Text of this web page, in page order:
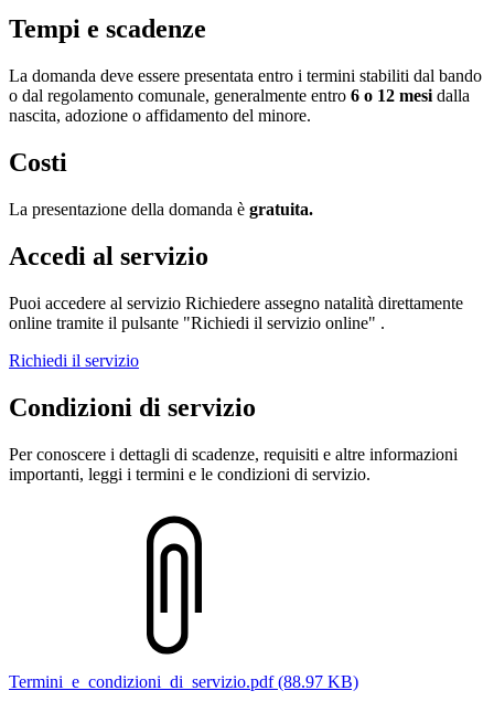
Tempi e scadenze
La domanda deve essere presentata entro i termini stabiliti dal bando
o dal regolamento comunale, generalmente entro 6 o 12 mesi dalla
nascita, adozione o affidamento del minore.
Costi
La presentazione della domanda è gratuita.
Accedi al servizio
Puoi accedere al servizio Richiedere assegno natalità direttamente
online tramite il pulsante "Richiedi il servizio online" .
Richiedi il servizio
Condizioni di servizio
Per conoscere i dettagli di scadenze, requisiti e altre informazioni
importanti, leggi i termini e le condizioni di servizio.
Termini_e_condizioni_di_servizio.pdf (88.97 KB)